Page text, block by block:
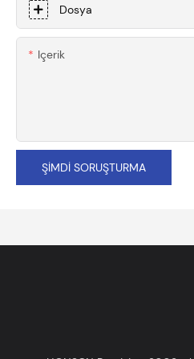
Dosya
Içerik
ŞIMDI SORUŞTURMA